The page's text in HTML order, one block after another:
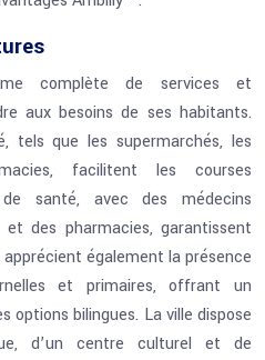
complète de services et
aux besoins de ses habitants.
tels que les supermarchés, les
facilitent les courses
santé, avec des médecins
des pharmacies, garantissent
également la présence
et primaires, offrant un
options bilingues. La ville dispose
d’un centre culturel et de